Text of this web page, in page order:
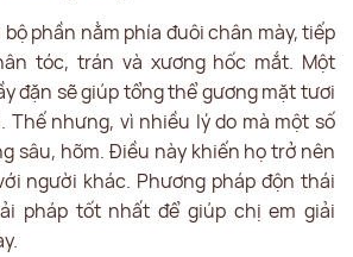
phần nằm phía đuôi chân mày, tiếp
tóc, trán và xương hốc mắt. Một
đặn sẽ giúp tổng thể gương mặt tươi
Thế nhưng, vì nhiều lý do mà một số
sâu, hõm. Điều này khiến họ trở nên
người khác. Phương pháp độn thái
pháp tốt nhất để giúp chị em giải